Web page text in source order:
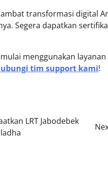
transformasi digital
Segera dapatkan
menggunakan
tim support kami!
LRT Jabodebek